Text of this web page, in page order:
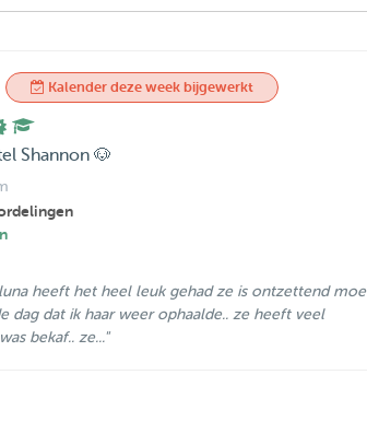
Kalender deze week bijgewerkt
Shannon 🐶
heeft het heel leuk gehad ze is ontzettend moe
dag dat ik haar weer ophaalde.. ze heeft veel
bekaf.. ze..."